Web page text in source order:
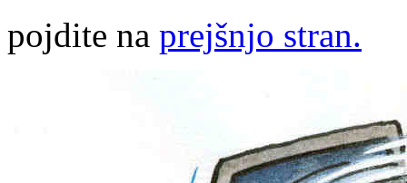
pojdite na prejšnjo stran.